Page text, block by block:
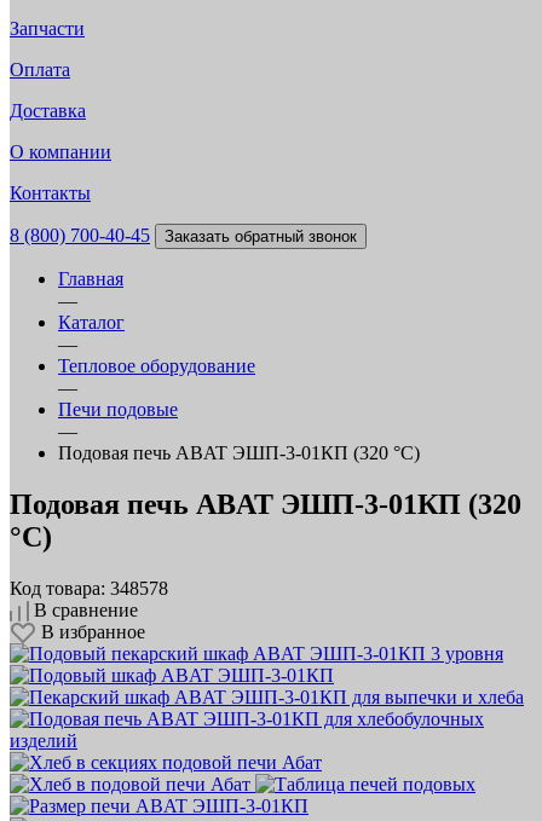
Запчасти
Оплата
Доставка
О компании
Контакты
8 (800) 700-40-45 Заказать обратный звонок
Главная
—
Каталог
—
Тепловое оборудование
—
Печи подовые
—
Подовая печь ABAT ЭШП‑3‑01КП (320 °C)
Подовая печь ABAT ЭШП‑3‑01КП (320
°C)
Код товара: 348578
В сравнение
В избранное